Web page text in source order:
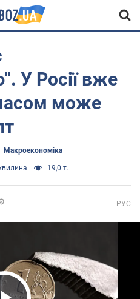
У Росії вже
може
Mакроекономіка
19,0 т.
РУС